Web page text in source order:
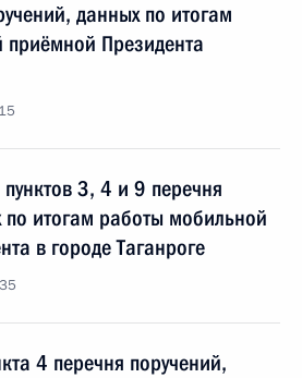
данных по итогам
Президента
3, 4 и 9 перечня
по итогам работы мобильной
в городе Таганроге
4 перечня поручений,